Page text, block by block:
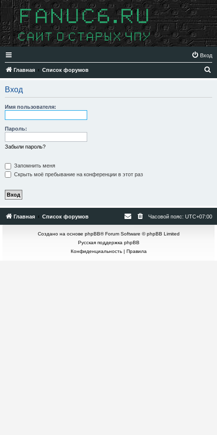
Вход
Главная Список форумов
Вход
Имя пользователя:
Пароль:
Забыли пароль?
Запомнить меня
Скрыть моё пребывание на конференции в этот раз
Главная Список форумов Часовой пояс: UTC+07:00
Создано на основе phpBB® Forum Software © phpBB Limited
Русская поддержка phpBB
Конфиденциальность| Правила